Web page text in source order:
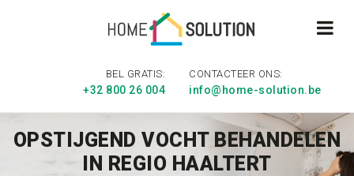
BEL GRATIS:
+32 800 26 004
CONTACTEER ONS:
info@home-solution.be
OPSTIJGEND VOCHT BEHANDELEN
IN REGIO HAALTERT